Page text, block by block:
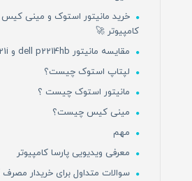
خرید مانیتور استوک و مینی کیس
کامپیوتر 🚀
مقایسه مانیتور dell p2214hb و hp z221i
لپتاپ استوک چیست؟
مانیتور استوک چیست ؟
مینی کیس چیست؟
مهم
معرفی ویدیویی پارسا کامپیوتر
سوالات متداول برای خریدار مصرف